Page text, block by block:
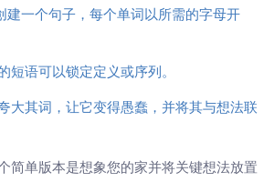
一个句子，每个单词以所需的字母开
短语可以锁定定义或序列。
大其词，让它变得愚蠢，并将其与想法联
简单版本是想象您的家并将关键想法放置